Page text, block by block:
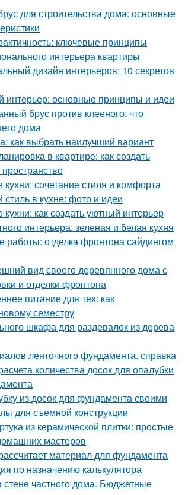
для строительства дома: основные
ключевые принципы
интерьера квартиры
дизайн интерьеров: 10 секретов
основные принципы и идеи
брус против клееного: что
дома
как выбрать наилучший вариант
в квартире: как создать
сочетание стиля и комфорта
в кухне: фото и идеи
как создать уютный интерьер
интерьера: зеленая и белая кухня
работы: отделка фронтона сайдингом
вид своего деревянного дома с
и отделки фронтона
питание для тех: как
семестру
шкафа для раздевалок из дерева
ленточного фундамента. справка
количества досок для опалубки
из досок для фундамента своими
для съемной конструкции
из керамической плитки: простые
мастеров
материал для фундамента
по назначению калькулятора
стене частного дома. Бюджетные